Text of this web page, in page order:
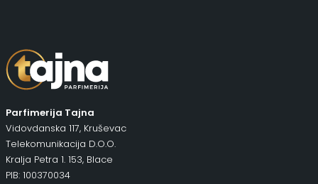
Parfimerija Tajna
Vidovdanska 117, Kruševac
Telekomunikacija D.O.O.
Kralja Petra 1. 153, Blace
PIB: 100370034